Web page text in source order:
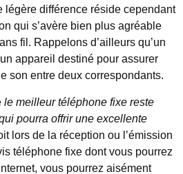
légère différence réside cependant
qui s’avère bien plus agréable
fil. Rappelons d’ailleurs qu’un
appareil destiné pour assurer
son entre deux correspondants.
le meilleur téléphone fixe reste
pourra offrir une excellente
lors de la réception ou l’émission
téléphone fixe dont vous pourrez
vous pourrez aisément